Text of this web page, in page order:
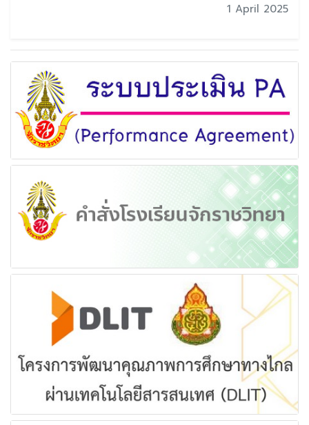
1 April 2025